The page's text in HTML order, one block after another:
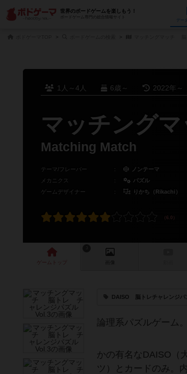
世界のボードゲームを楽しもう！
ボードゲーム専門の総合情報サイト
1人～4人 6歳～ 2022年～
マッチング
Matching Match
テーマ/フレーバー ：
ノンテーマ
メカニクス
：
パズル
ゲームデザイナー
： りかち（Rikachi）
ゲーム 画像
DAISO 脳トレチャレンジパ
論理系パズルゲーム。
かの有名なDAISO（
ツ）とカードのみ。